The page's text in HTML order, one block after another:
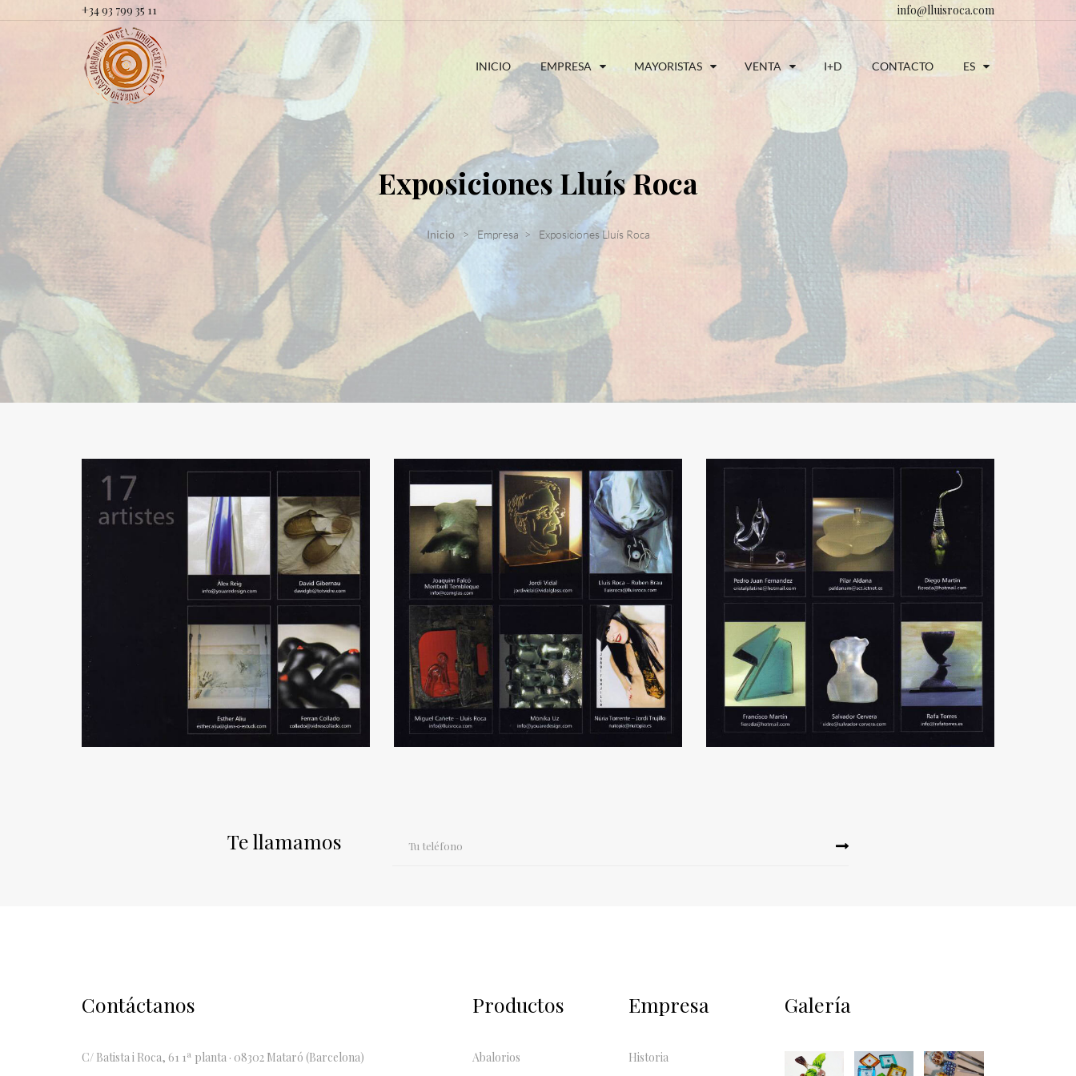
+34 93 799 35 11 info@lluisroca.com
INICIO EMPRESA MAYORISTAS VENTA I+D CONTACTO ES
Exposiciones Lluís Roca
Inicio Empresa Exposiciones Lluís Roca
Te llamamos
Contáctanos
C/ Batista i Roca, 61 1ª planta · 08302 Mataró (Barcelona)
Productos
Abalorios
Empresa
Historia
Galería